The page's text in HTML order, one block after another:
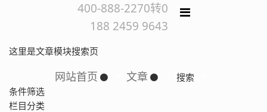
400-888-2270转0
188 2459 9643
这里是文章模块搜索页
网站首页 文章
搜索
条件筛选
栏目分类